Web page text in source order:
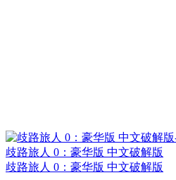
歧路旅人 0：豪华版 中文破解版
歧路旅人 0：豪华版 中文破解版